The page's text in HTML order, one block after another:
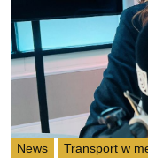
News Transport w